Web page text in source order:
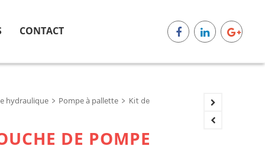
CONTACT
hydraulique > Pompe à pallette > Kit de
DE POMPE